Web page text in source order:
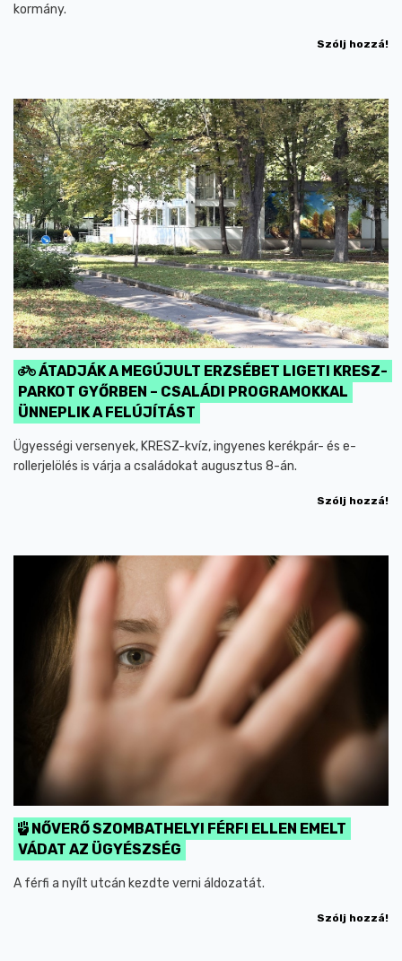
kormány.
Szólj hozzá!
ÁTADJÁK A MEGÚJULT ERZSÉBET LIGETI KRESZ-
PARKOT GYŐRBEN – CSALÁDI PROGRAMOKKAL
ÜNNEPLIK A FELÚJÍTÁST
Ügyességi versenyek, KRESZ-kvíz, ingyenes kerékpár- és e-
rollerjelölés is várja a családokat augusztus 8-án.
Szólj hozzá!
NŐVERŐ SZOMBATHELYI FÉRFI ELLEN EMELT
VÁDAT AZ ÜGYÉSZSÉG
A férfi a nyílt utcán kezdte verni áldozatát.
Szólj hozzá!